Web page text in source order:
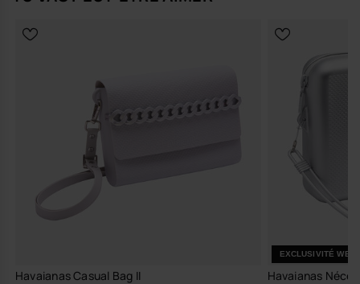
Léger et facile à nettoyer, le Mini sac métallique n'est pas juste un
Ajoute une touche de sophistication à ton style tout en profitant d'une
Achète en ligne sur www.havaianas-store.com, la boutique officielle
Havaianas en Belgique, et fais passer ton style au niveau supérieur.
Havaianas Casual Bag II
EXCLUSIVITÉ WEB
Havaianas